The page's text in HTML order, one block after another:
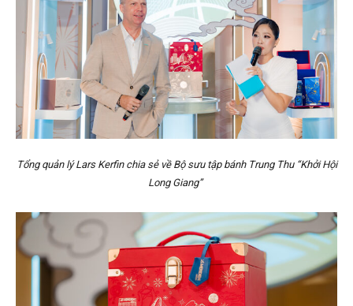
Tổng quản lý Lars Kerfin chia sẻ về Bộ sưu tập bánh Trung Thu “Khởi Hội
Long Giang”